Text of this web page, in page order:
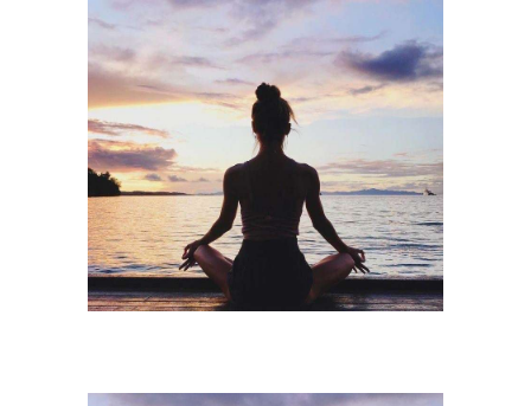
YUBÉ YOGA
Cours de yoga aux Sables d'Olonne
Accueil
Cours de yoga
Planning
Actualités
Contact